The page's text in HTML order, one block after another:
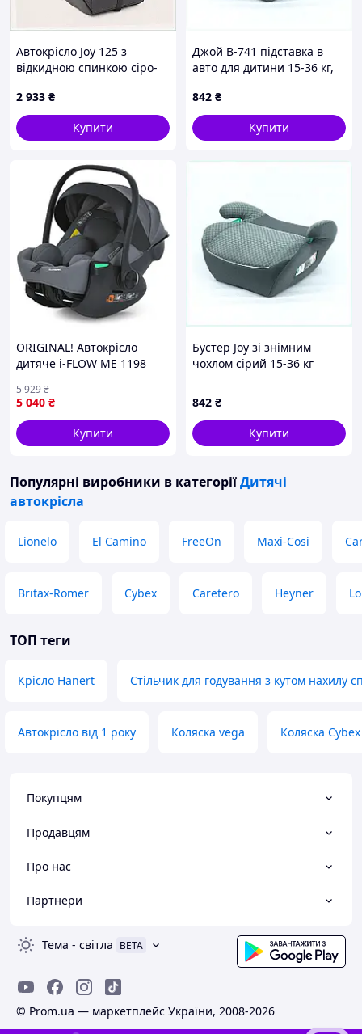
Автокрісло Joy 125 з
відкидною спинкою сіро-
2 933 ₴
Купити
Джой B-741 підставка в
авто для дитини 15-36 кг,
842 ₴
Купити
ORIGINAL! Автокрісло
дитяче i-FLOW ME 1198
MegaTorg.com.ua
5 040 ₴
5 929₴
Купити
Бустер Joy зі знімним
чохлом сірий 15-36 кг
842 ₴
Купити
Популярні виробники в категоріїДитячі
автокрісла
Lionelo El Camino FreeOn Maxi-Cosi
Britax-Romer Cybex Caretero Heyner
ТОП теги
Крісло Hanert Стільчик для годування з кутом нахилу
Автокрісло від 1 року Коляска vega Коляска
Покупцям
Продавцям
Про нас
Партнери
Тема - світла BETA
© Prom.ua — маркетплейс України, 2008-2026